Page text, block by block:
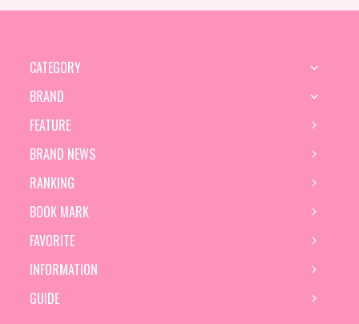
CATEGORY
BRAND
FEATURE
BRAND NEWS
RANKING
BOOK MARK
FAVORITE
INFORMATION
GUIDE